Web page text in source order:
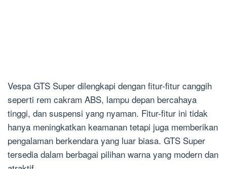
Vespa GTS Super dilengkapi dengan fitur-fitur canggih
seperti rem cakram ABS, lampu depan bercahaya
tinggi, dan suspensi yang nyaman. Fitur-fitur ini tidak
hanya meningkatkan keamanan tetapi juga memberikan
pengalaman berkendara yang luar biasa. GTS Super
tersedia dalam berbagai pilihan warna yang modern dan